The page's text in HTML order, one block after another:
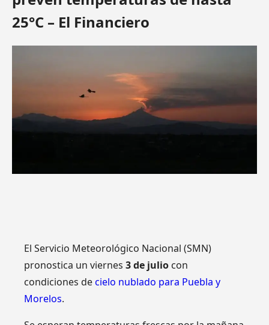
25°C – El Financiero
El Servicio Meteorológico Nacional (SMN)
pronostica un viernes3 de julio con
condiciones decielo nublado para Puebla y
Morelos.